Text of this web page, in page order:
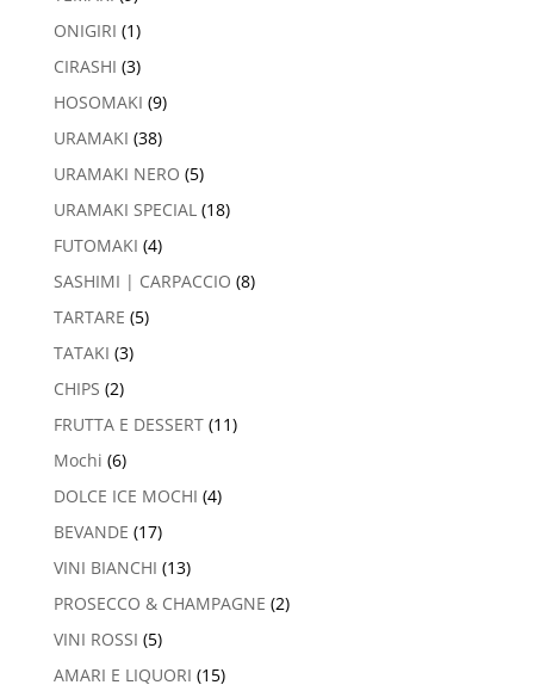
ONIGIRI (1)
CIRASHI (3)
HOSOMAKI (9)
URAMAKI (38)
URAMAKI NERO (5)
URAMAKI SPECIAL (18)
FUTOMAKI (4)
SASHIMI | CARPACCIO (8)
TARTARE (5)
TATAKI (3)
CHIPS (2)
FRUTTA E DESSERT (11)
Mochi (6)
DOLCE ICE MOCHI (4)
BEVANDE (17)
VINI BIANCHI (13)
PROSECCO & CHAMPAGNE (2)
VINI ROSSI (5)
AMARI E LIQUORI (15)